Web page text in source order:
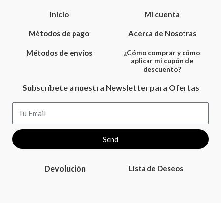
Inicio
Métodos de pago
Métodos de envíos
Mi cuenta
Acerca de Nosotras
¿Cómo comprar y cómo
aplicar mi cupón de
descuento?
Subscríbete a nuestra Newsletter para Ofertas
Send
Devolución Lista de Deseos